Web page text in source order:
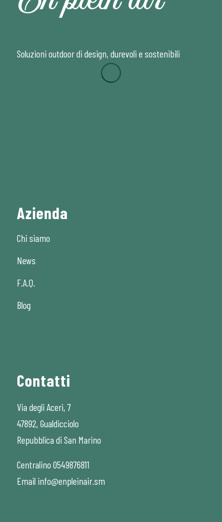
Soluzioni outdoor di design, durevoli e sostenibili
Azienda
Chi siamo
News
F.A.Q.
Blog
Contatti
Via degli Aceri, 7
47892, Gualdicciolo
Repubblica di San Marino
Centralino 0549876811
Email info@enpleinair.sm